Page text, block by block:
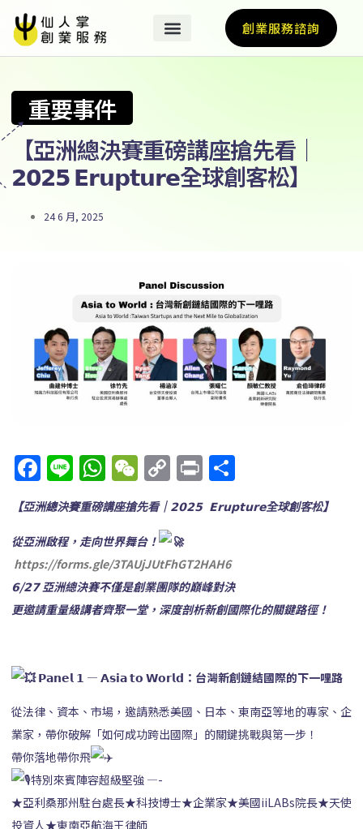
創業服務諮詢
重要事件
【亞洲總決賽重磅講座搶先看｜
𝟮𝟬𝟮𝟱 𝗘𝗿𝘂𝗽𝘁𝘂𝗿𝗲全球創客松】
24 6 月, 2025
Facebook
LineWhatsApp
WeChat
Copy
Link
Print
享
【亞洲總決賽重磅講座搶先看｜𝟮𝟬𝟮𝟱 𝗘𝗿𝘂𝗽𝘁𝘂𝗿𝗲全球創客松】
從亞洲啟程，走向世界舞台！
https://forms.gle/3TAUjJUtFhGT2HAH6
𝟲/𝟮𝟳 亞洲總決賽不僅是創業團隊的巔峰對決
更邀請重量級講者齊聚一堂，深度剖析新創國際化的關鍵路徑！
𝗣𝗮𝗻𝗲𝗹 𝟭 — 𝗔𝘀𝗶𝗮 𝘁𝗼 𝗪𝗼𝗿𝗹𝗱：台灣新創鏈結國際的下一哩路
從法律、資本、市場，邀請熟悉美國、日本、東南亞等地的專家、企
業家，帶你破解「如何成功跨出國際」的關鍵挑戰與第一步！
帶你落地帶你飛
特別來賓陣容超級堅強 —-
★亞利桑那州駐台處長★科技博士★企業家★美國iiLABs院長★天使
投資人★東南亞航海王律師